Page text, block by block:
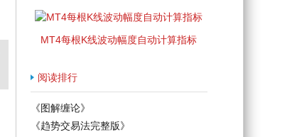
MT4每根K线波动幅度自动计算指标
阅读排行
《图解缠论》
《趋势交易法完整版》